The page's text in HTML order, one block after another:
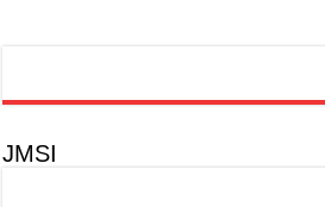
JMSI